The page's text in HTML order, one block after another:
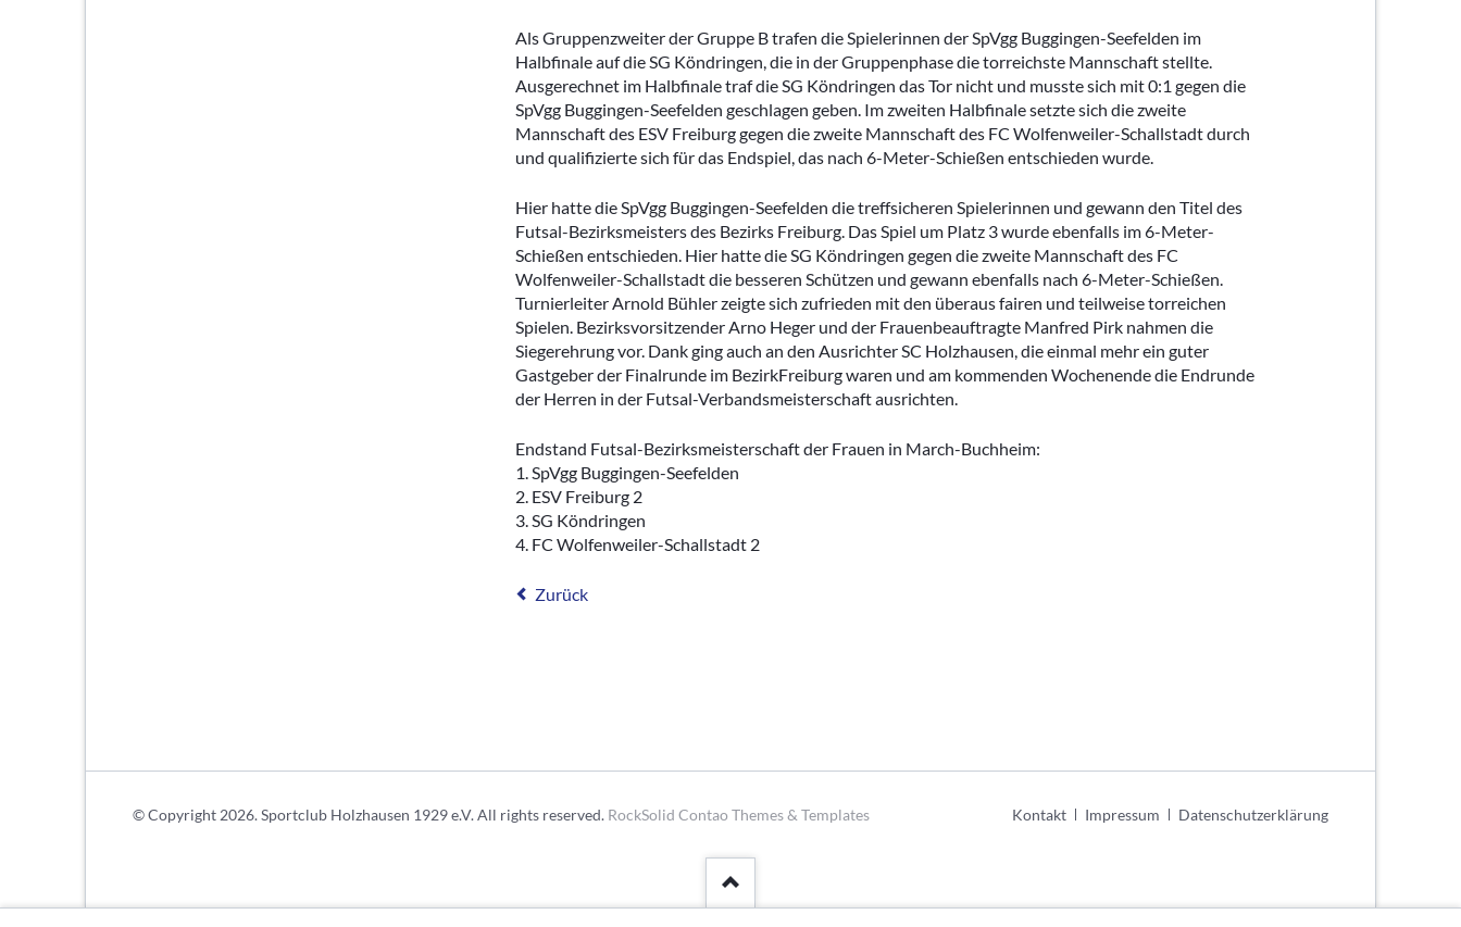
Als Gruppenzweiter der Gruppe B trafen die Spielerinnen der SpVgg Buggingen-Seefelden im
Halbfinale auf die SG Köndringen, die in der Gruppenphase die torreichste Mannschaft stellte.
Ausgerechnet im Halbfinale traf die SG Köndringen das Tor nicht und musste sich mit 0:1 gegen die
SpVgg Buggingen-Seefelden geschlagen geben. Im zweiten Halbfinale setzte sich die zweite
Mannschaft des ESV Freiburg gegen die zweite Mannschaft des FC Wolfenweiler-Schallstadt durch
und qualifizierte sich für das Endspiel, das nach 6-Meter-Schießen entschieden wurde.
Hier hatte die SpVgg Buggingen-Seefelden die treffsicheren Spielerinnen und gewann den Titel des
Futsal-Bezirksmeisters des Bezirks Freiburg. Das Spiel um Platz 3 wurde ebenfalls im 6-Meter-
Schießen entschieden. Hier hatte die SG Köndringen gegen die zweite Mannschaft des FC
Wolfenweiler-Schallstadt die besseren Schützen und gewann ebenfalls nach 6-Meter-Schießen.
Turnierleiter Arnold Bühler zeigte sich zufrieden mit den überaus fairen und teilweise torreichen
Spielen. Bezirksvorsitzender Arno Heger und der Frauenbeauftragte Manfred Pirk nahmen die
Siegerehrung vor. Dank ging auch an den Ausrichter SC Holzhausen, die einmal mehr ein guter
Gastgeber der Finalrunde im BezirkFreiburg waren und am kommenden Wochenende die Endrunde
der Herren in der Futsal-Verbandsmeisterschaft ausrichten.
Endstand Futsal-Bezirksmeisterschaft der Frauen in March-Buchheim:
1. SpVgg Buggingen-Seefelden
2. ESV Freiburg 2
3. SG Köndringen
4. FC Wolfenweiler-Schallstadt 2
Zurück
© Copyright 2026. Sportclub Holzhausen 1929 e.V. All rights reserved. RockSolid Contao Themes & Templates
Navigation
Kontakt Impressum Datenschutzerklärung